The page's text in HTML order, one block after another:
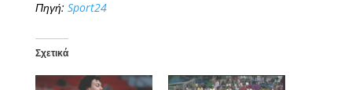
Πηγή: Sport24
Σχετικά